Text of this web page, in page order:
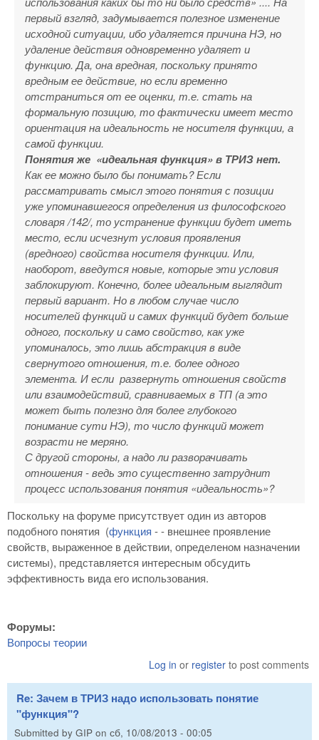
первый взгляд, задумывается полезное изменение
исходной ситуации, ибо удаляется причина НЭ, но
удаление действия одновременно удаляет и
функцию. Да, она вредная, поскольку принято
вредным ее действие, но если временно
отстраниться от ее оценки, т.е. стать на
формальную позицию, то фактически имеет место
ориентация на идеальность не носителя функции, а
самой функции.
Понятия же «идеальная функция» в ТРИЗ нет.
Как ее можно было бы понимать? Если
рассматривать смысл этого понятия с позиции
уже упоминавшегося определения из философского
словаря /142/, то устранение функции будет иметь
место, если исчезнут условия проявления
(вредного) свойства носителя функции. Или,
наоборот, введутся новые, которые эти условия
заблокируют. Конечно, более идеальным выглядит
первый вариант. Но в любом случае число
носителей функций и самих функций будет больше
одного, поскольку и само свойство, как уже
упоминалось, это лишь абстракция в виде
свернутого отношения, т.е. более одного
элемента. И если развернуть отношения свойств
или взаимодействий, сравниваемых в ТП (а это
может быть полезно для более глубокого
понимание сути НЭ), то число функций может
возрасти не меряно.
С другой стороны, а надо ли разворачивать
отношения - ведь это существенно затруднит
процесс использования понятия «идеальность»?
Поскольку на форуме присутствует один из авторов
подобного понятия (функция - - внешнее проявление
свойств, выраженное в действии, определеном назначении
системы), представляется интересным обсудить
эффективность вида его использования.
Форумы:
Вопросы теории
Log in or register to post comments
Re: Зачем в ТРИЗ надо использовать понятие
"функция"?
Submitted by GIP on сб, 10/08/2013 - 00:05